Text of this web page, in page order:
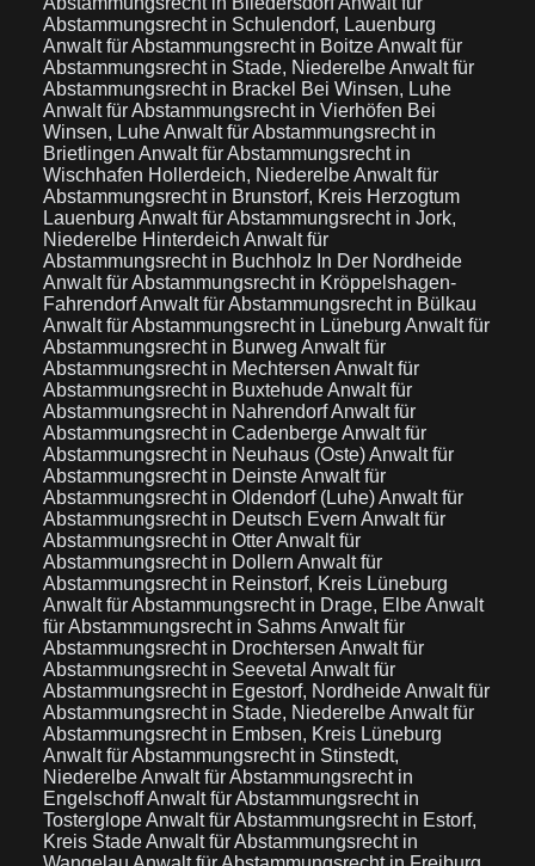
Abstammungsrecht in Schulendorf, Lauenburg
Anwalt für Abstammungsrecht in BoitzeAnwalt für
Abstammungsrecht in Stade, NiederelbeAnwalt für
Abstammungsrecht in Brackel Bei Winsen, Luhe
Anwalt für Abstammungsrecht in Vierhöfen Bei
Winsen, LuheAnwalt für Abstammungsrecht in
Brietlingen Anwalt für Abstammungsrecht in
Wischhafen Hollerdeich, NiederelbeAnwalt für
Abstammungsrecht in Brunstorf, Kreis Herzogtum
Lauenburg Anwalt für Abstammungsrecht in Jork,
Niederelbe Hinterdeich Anwalt für
Abstammungsrecht in Buchholz In Der Nordheide
Anwalt für Abstammungsrecht in Kröppelshagen-
FahrendorfAnwalt für Abstammungsrecht in Bülkau
Anwalt für Abstammungsrecht in Lüneburg Anwalt für
Abstammungsrecht in Burweg Anwalt für
Abstammungsrecht in Mechtersen Anwalt für
Abstammungsrecht in BuxtehudeAnwalt für
Abstammungsrecht in NahrendorfAnwalt für
Abstammungsrecht in CadenbergeAnwalt für
Abstammungsrecht in Neuhaus (Oste)Anwalt für
Abstammungsrecht in DeinsteAnwalt für
Abstammungsrecht in Oldendorf (Luhe)Anwalt für
Abstammungsrecht in Deutsch Evern Anwalt für
Abstammungsrecht in OtterAnwalt für
Abstammungsrecht in Dollern Anwalt für
Abstammungsrecht in Reinstorf, Kreis Lüneburg
Anwalt für Abstammungsrecht in Drage, ElbeAnwalt
für Abstammungsrecht in SahmsAnwalt für
Abstammungsrecht in Drochtersen Anwalt für
Abstammungsrecht in Seevetal Anwalt für
Abstammungsrecht in Egestorf, NordheideAnwalt für
Abstammungsrecht in Stade, NiederelbeAnwalt für
Abstammungsrecht in Embsen, Kreis Lüneburg
Anwalt für Abstammungsrecht in Stinstedt,
NiederelbeAnwalt für Abstammungsrecht in
EngelschoffAnwalt für Abstammungsrecht in
TosterglopeAnwalt für Abstammungsrecht in Estorf,
Kreis StadeAnwalt für Abstammungsrecht in